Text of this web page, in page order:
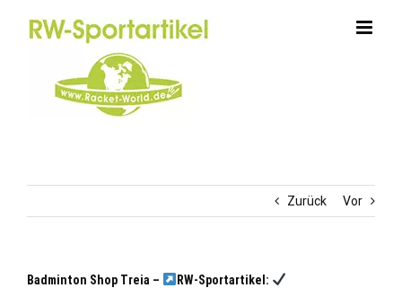
Zurück Vor
Badminton Shop Treia –
RW-Sportartikel: